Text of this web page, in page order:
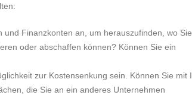
Finanzkonten an, um herauszufinden, wo
oder abschaffen können? Können Sie ein
zur Kostensenkung sein. Können Sie mit
die Sie an ein anderes Unternehmen